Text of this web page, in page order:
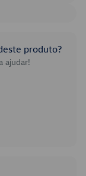
produto?
ajudar!